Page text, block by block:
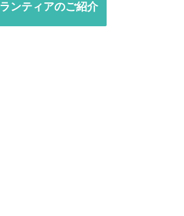
ランティアのご紹介